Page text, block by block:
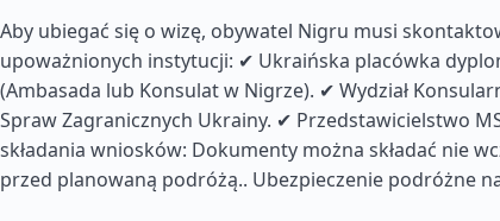
Aby ubiegać się o wizę, obywatel Nigru musi
upoważnionych instytucji: ✔ Ukraińska placówka
(Ambasada lub Konsulat w Nigrze). ✔ Wydział
Spraw Zagranicznych Ukrainy. ✔ Przedstawicielstwo
składania wniosków: Dokumenty można składać nie
przed planowaną podróżą.. Ubezpieczenie podróżne